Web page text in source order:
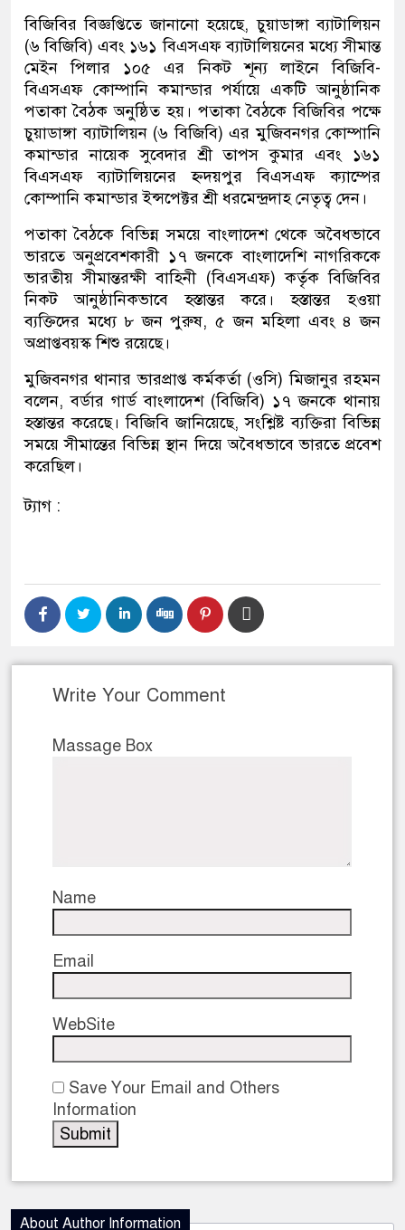
বিজিবির বিজ্ঞপ্তিতে জানানো হয়েছে, চুয়াডাঙ্গা ব্যাটালিয়ন
(৬ বিজিবি) এবং ১৬১ বিএসএফ ব্যাটালিয়নের মধ্যে সীমান্ত
মেইন পিলার ১০৫ এর নিকট শূন্য লাইনে বিজিবি-
বিএসএফ কোম্পানি কমান্ডার পর্যায়ে একটি আনুষ্ঠানিক
পতাকা বৈঠক অনুষ্ঠিত হয়। পতাকা বৈঠকে বিজিবির পক্ষে
চুয়াডাঙ্গা ব্যাটালিয়ন (৬ বিজিবি) এর মুজিবনগর কোম্পানি
কমান্ডার নায়েক সুবেদার শ্রী তাপস কুমার এবং ১৬১
বিএসএফ ব্যাটালিয়নের হ্নদয়পুর বিএসএফ ক্যাম্পের
কোম্পানি কমান্ডার ইন্সপেক্টর শ্রী ধরমেন্দ্রদাহ নেতৃত্ব দেন।
পতাকা বৈঠকে বিভিন্ন সময়ে বাংলাদেশ থেকে অবৈধভাবে
ভারতে অনুপ্রবেশকারী ১৭ জনকে বাংলাদেশি নাগরিককে
ভারতীয় সীমান্তরক্ষী বাহিনী (বিএসএফ) কর্তৃক বিজিবির
নিকট আনুষ্ঠানিকভাবে হস্তান্তর করে। হস্তান্তর হওয়া
ব্যক্তিদের মধ্যে ৮ জন পুরুষ, ৫ জন মহিলা এবং ৪ জন
অপ্রাপ্তবয়স্ক শিশু রয়েছে।
মুজিবনগর থানার ভারপ্রাপ্ত কর্মকর্তা (ওসি) মিজানুর রহমন
বলেন, বর্ডার গার্ড বাংলাদেশ (বিজিবি) ১৭ জনকে থানায়
হস্তান্তর করেছে। বিজিবি জানিয়েছে, সংশ্লিষ্ট ব্যক্তিরা বিভিন্ন
সময়ে সীমান্তের বিভিন্ন স্থান দিয়ে অবৈধভাবে ভারতে প্রবেশ
করেছিল।
ট্যাগ :
Write Your Comment
Massage Box
Name
Email
WebSite
Save Your Email and Others
Information
About Author Information